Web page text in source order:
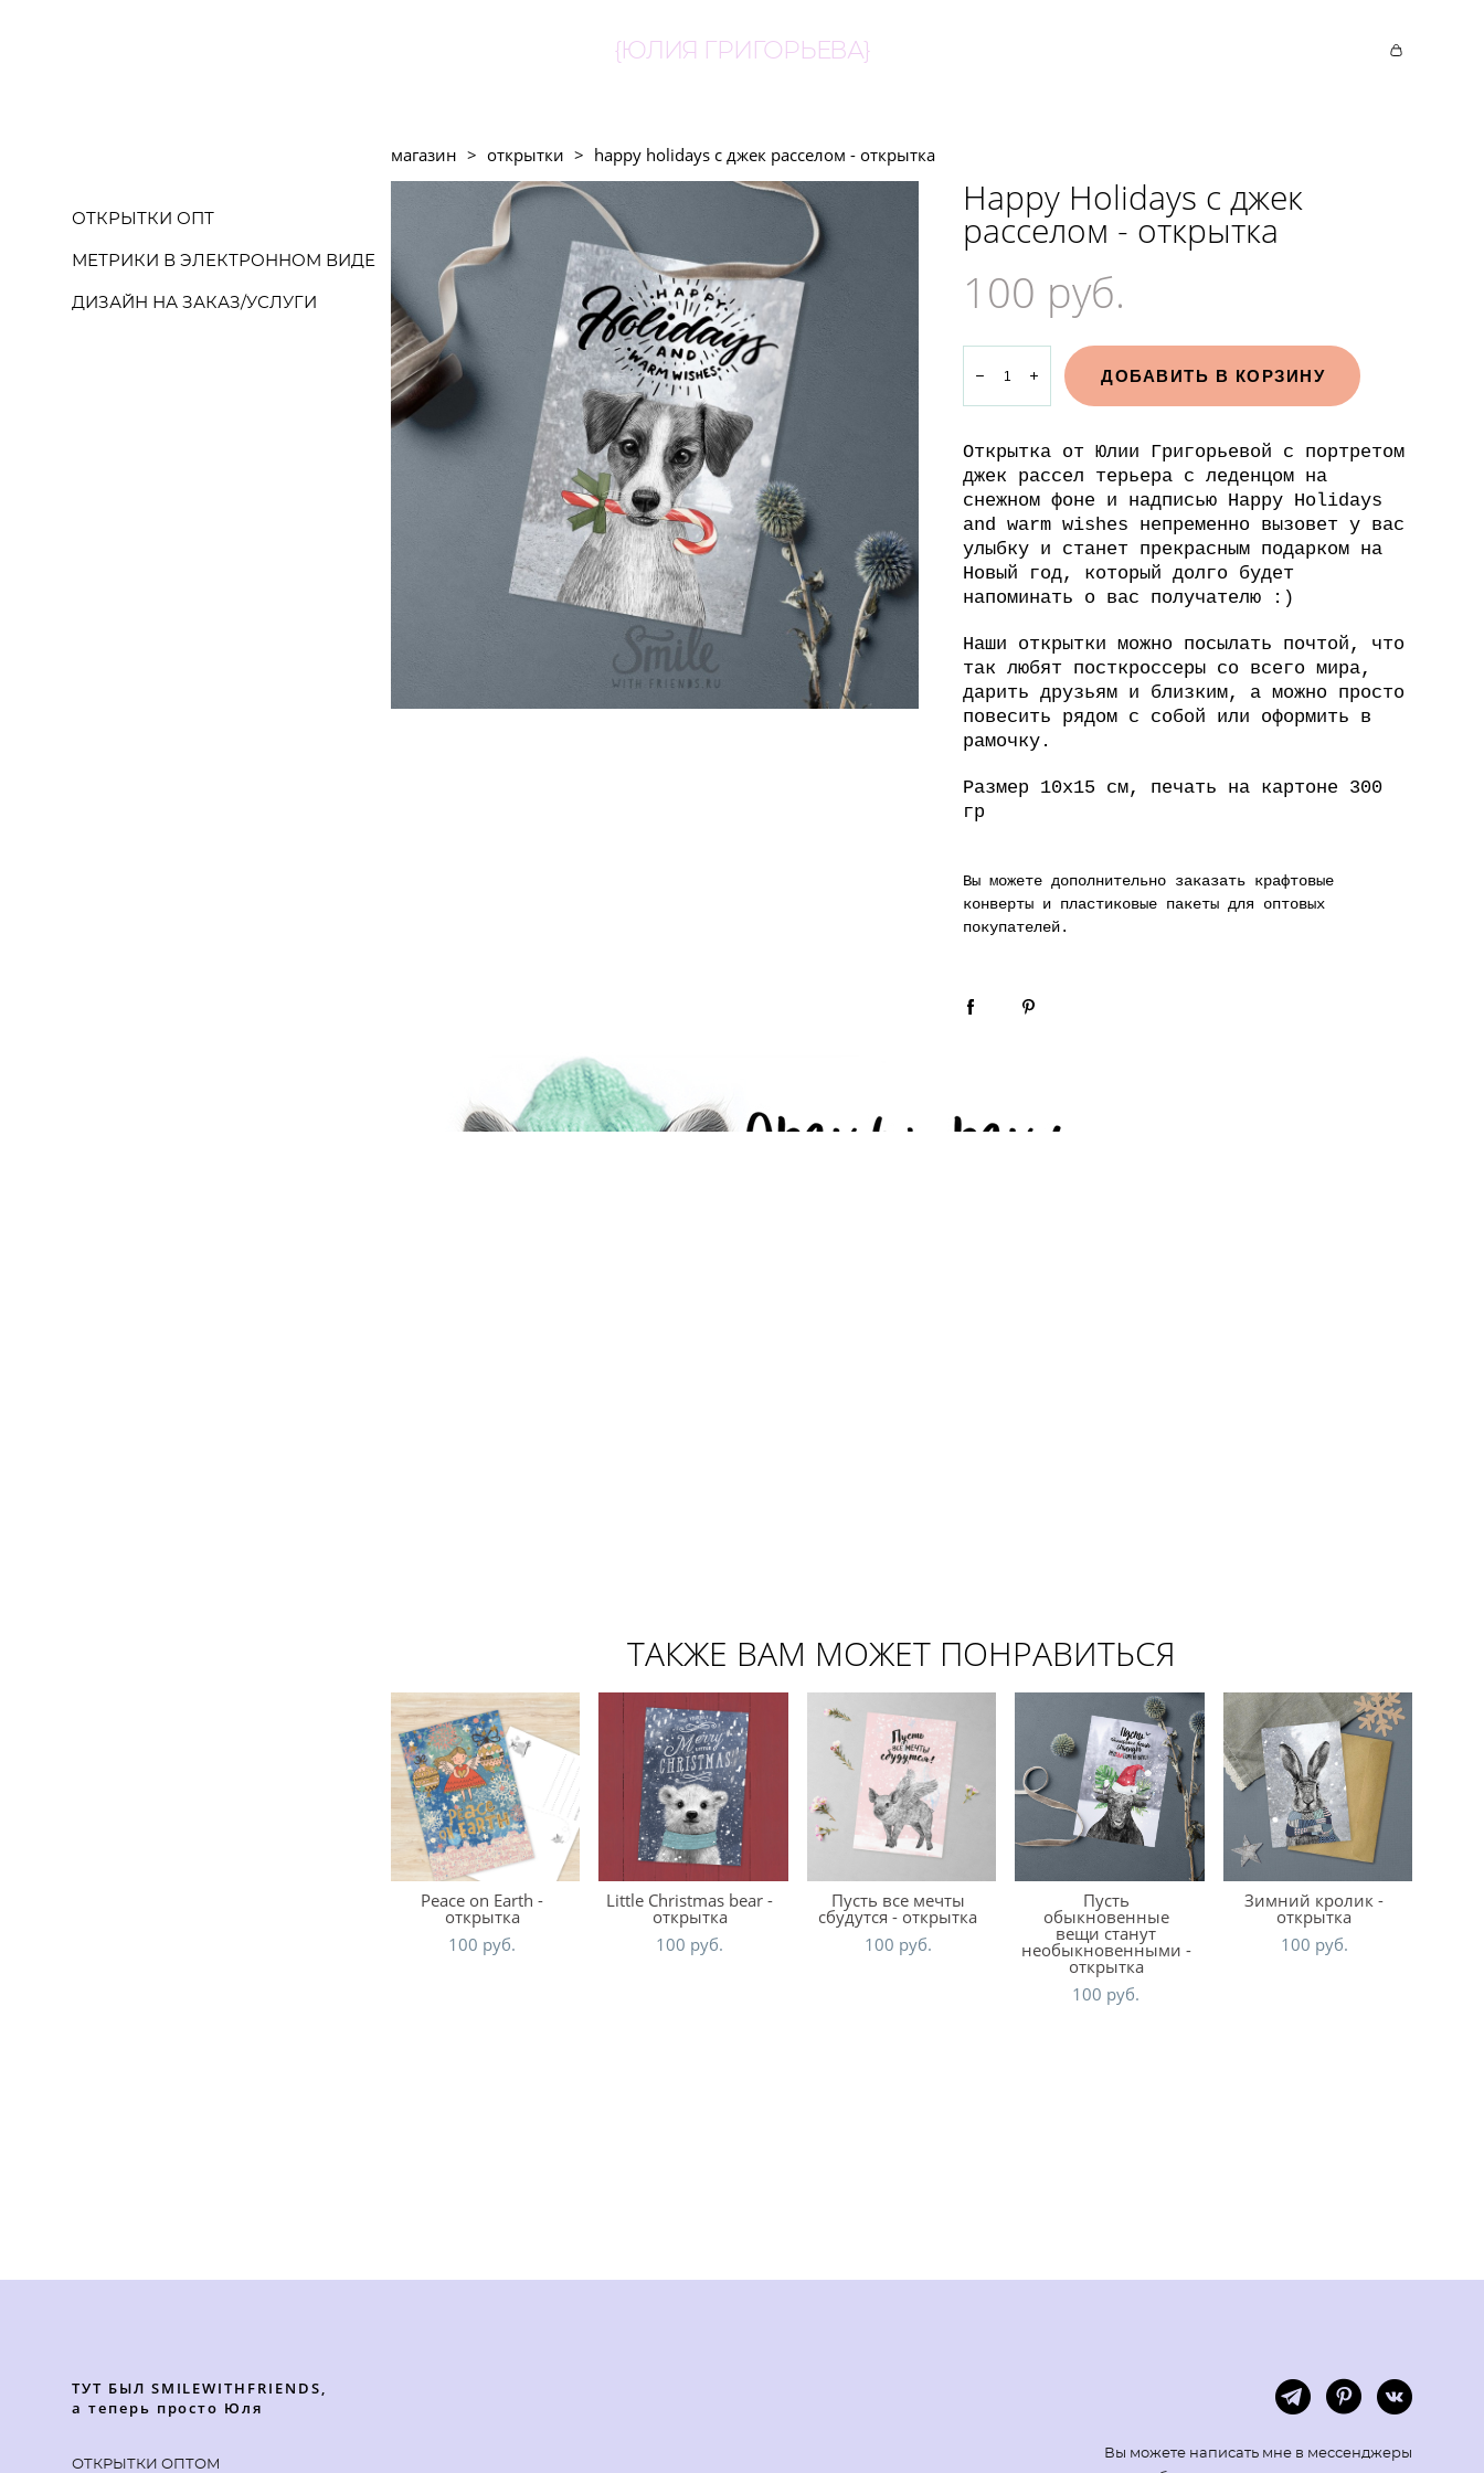
{ЮЛИЯ ГРИГОРЬЕВА}
ОТКРЫТКИ ОПТ
МЕТРИКИ В ЭЛЕКТРОННОМ ВИДЕ
ДИЗАЙН НА ЗАКАЗ/УСЛУГИ
магазин > открытки > happy holidays c джек расселом - открытка
Happy Holidays c джек
расселом - открытка
100 pуб.
ДОБАВИТЬ В КОРЗИНУ
Открытка от Юлии Григорьевой с портретом
джек рассел терьера с леденцом на
снежном фоне и надписью Happy Holidays
and warm wishes непременно вызовет у вас
улыбку и станет прекрасным подарком на
Новый год, который долго будет
напоминать о вас получателю :)
Наши открытки можно посылать почтой, что
так любят посткроссеры со всего мира,
дарить друзьям и близким, а можно просто
повесить рядом с собой или оформить в
рамочку.
Размер 10х15 см, печать на картоне 300
гр
Вы можете дополнительно заказать крафтовые
конверты и пластиковые пакеты для оптовых
покупателей.
ТАКЖЕ ВАМ МОЖЕТ ПОНРАВИТЬСЯ
Peace on Earth -
открытка
100 pуб.
Little Christmas bear -
открытка
100 pуб.
Пусть все мечты
сбудутся - открытка
100 pуб.
Пусть
обыкновенные
вещи станут
необыкновенными -
открытка
100 pуб.
Зимний кролик -
открытка
100 pуб.
ТУТ БЫЛ SMILEWITHFRIENDS,
а теперь просто Юля
ОТКРЫТКИ ОПТОМ
Вы можете написать мне в мессенджеры